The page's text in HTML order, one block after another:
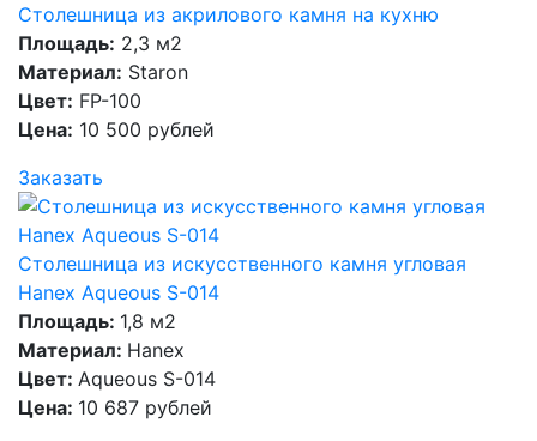
Столешница из акрилового камня на кухню
Площадь: 2,3 м2
Материал: Staron
Цвет: FP-100
Цена: 10 500 рублей
Заказать
Столешница из искусственного камня угловая
Hanex Aqueous S-014
Площадь: 1,8 м2
Материал: Hanex
Цвет: Aqueous S-014
Цена: 10 687 рублей